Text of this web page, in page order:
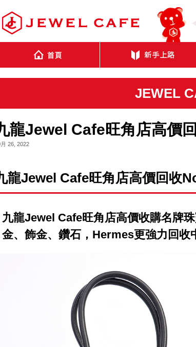
JEWEL CAFE
JEWEL
龍Jewel Cafe旺角店高價
月 26, 2022
龍Jewel Cafe旺角店高價回收
九龍Jewel Cafe旺角店高價收購名牌
金、飾金、鑽石，Hermes更強力回收